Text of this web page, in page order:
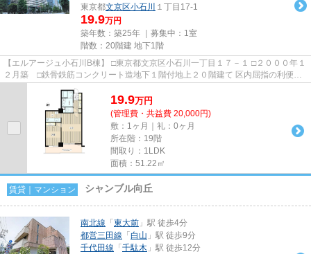
東京都文京区小石川 １丁目17-1
19.9万円
築年数：築25年 ｜募集中： 1室
階数：20階建 地下1階
【エルアージュ小石川B棟】 □東京都文京区小石川一丁目１７－１ □２０００年１
２月築 □鉄骨鉄筋コンクリート造地下１階付地上２０階建て 区内屈指の利便性
の良い好立地にエルアー...
19.9万円
(管理費・共益費 20,000円)
敷：1ヶ月｜礼：0ヶ月
所在階：19階
間取り：1LDK
面積：51.22㎡
賃貸｜マンション シャンブル向丘
南北線 「 東大前 」駅 徒歩4分
都営三田線 「 白山 」駅 徒歩9分
千代田線 「 千駄木 」駅 徒歩12分